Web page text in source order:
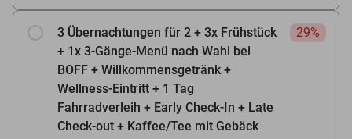
3 Übernachtungen für 2 + 3x Frühstück
+ 1x 3-Gänge-Menü nach Wahl bei
BOFF + Willkommensgetränk +
Wellness-Eintritt + 1 Tag
Fahrradverleih + Early Check-In + Late
Check-out + Kaffee/Tee mit Gebäck
29%